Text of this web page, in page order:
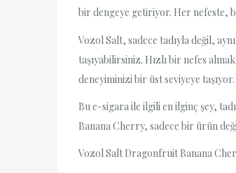
bir dengeye getiriyor. Her nefeste,
Vozol Salt, sadece tadıyla değil,
taşıyabilirsiniz. Hızlı bir nefes
deneyiminizi bir üst seviyeye taşıyor.
Bu e-sigara ile ilgili en ilginç şey,
Banana Cherry, sadece bir ürün
Vozol Salt Dragonfruit Banana